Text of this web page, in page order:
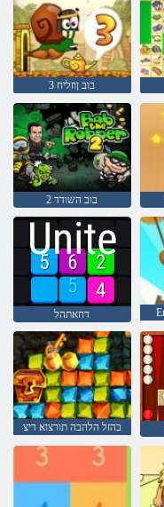
3 בוב ןוזליח
בוב השודד 2
דחאתהל
בהזל הלהבה תורצוא דיצ